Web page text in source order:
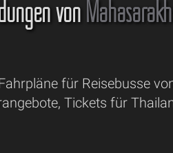
von
für Reisebusse
Tickets für